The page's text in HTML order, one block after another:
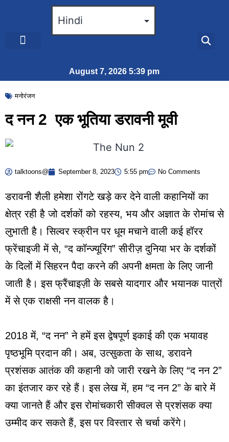
August 7, 2026 5:39 pm
मनोरंजन
द नन 2 एक भूतिया डरावनी मूवी
talktoons@ September 8, 2023 5:55 pm No Comments
डरावनी शैली हमेशा रोंगटे खड़े कर देने वाली कहानियों का
क्षेत्र रही है जो दर्शकों को रहस्य, भय और अज्ञात के रोमांच से
लुभाती है। सिल्वर स्क्रीन पर धूम मचाने वाली कई हॉरर
फ्रेंचाइजी में से, “द कॉन्ज्यूरिंग” सीरीज़ दुनिया भर के दर्शकों
के दिलों में सिहरन पैदा करने की अपनी क्षमता के लिए जानी
जाती है। इस फ्रैंचाइज़ी के सबसे यादगार और भयानक पात्रों
में से एक राक्षसी नन वालक है।
2018 में, “द नन” ने हमें इस द्वेषपूर्ण इकाई की एक भयावह
पृष्ठभूमि प्रदान की। अब, उत्सुकता के साथ, डरावने
प्रशंसक आतंक की कहानी को जारी रखने के लिए “द नन 2”
का इंतजार कर रहे हैं। इस लेख में, हम “द नन 2” के बारे में
क्या जानते हैं और इस रोमांचकारी सीक्वल से प्रशंसक क्या
उम्मीद कर सकते हैं, इस पर विस्तार से चर्चा करेंगे।